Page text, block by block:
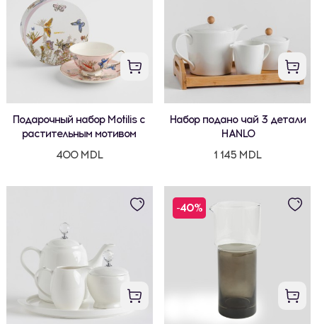
Подарочный набор Motilis с
растительным мотивом
400 MDL
Набор подано чай 3 детали
HANLO
1 145 MDL
-40%